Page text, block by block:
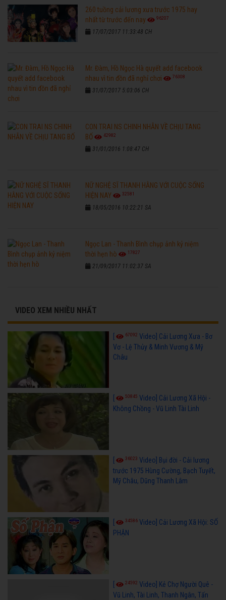
260 tuồng cải lương xưa trước 1975 hay
nhất từ trước đến nay
96207
17/07/2017 11:33:48 CH
Mr. Đàm, Hồ Ngọc Hà quyết add facebook
nhau vì tin đồn đã nghỉ chơi
76308
31/07/2017 5:03:06 CH
CON TRAI NS CHINH NHẪN VỀ CHỊU TANG
BỐ
42982
31/01/2016 1:08:47 CH
NỮ NGHỆ SĨ THANH HẰNG VỚI CUỘC SỐNG
HIỆN NAY
32581
18/05/2016 10:22:21 SA
Ngọc Lan - Thanh Bình chụp ảnh kỷ niệm
thời hẹn hò
17827
21/09/2017 11:02:37 SA
VIDEO XEM NHIỀU NHẤT
[ 67092 Video] Cải Lương Xưa - Bơ
Vơ - Lệ Thủy & Minh Vương & Mỹ
Châu
50845 Video] Cải Lương Xã Hội -
Không Chồng - Vũ Linh Tài Linh
36023 Video] Bụi đời - Cải lương
trước 1975 Hùng Cường, Bạch Tuyết,
Mỹ Châu, Dũng Thanh Lâm
34586 Video] Cải Lương Xã Hội: SỐ
PHẬN
24592 Video] Kẻ Chợ Người Quê -
Vũ Linh, Tài Linh, Thanh Ngân, Tấn